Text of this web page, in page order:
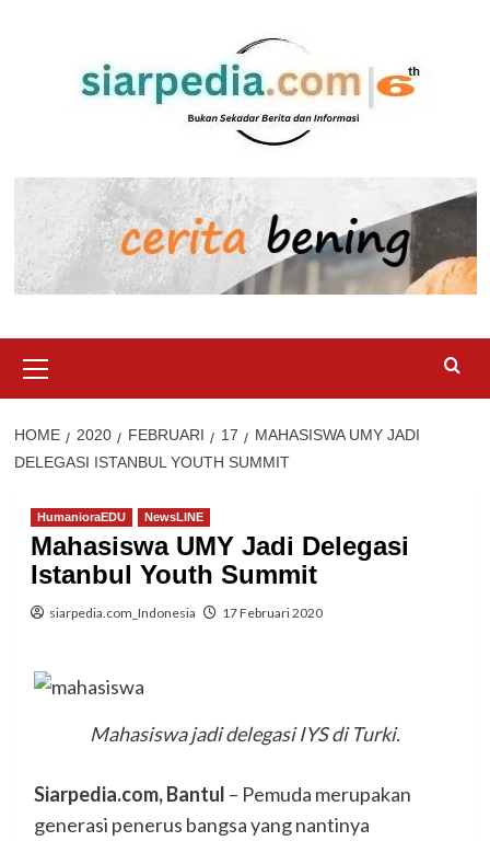
Menu
HOME 2020 FEBRUARI 17
MAHASISWA UMY JADI
DELEGASI ISTANBUL YOUTH SUMMIT
HumanioraEDU NewsLINE
Mahasiswa UMY Jadi Delegasi
Istanbul Youth Summit
siarpedia.com_Indonesia 17 Februari 2020
Mahasiswa jadi delegasi IYS di Turki.
Siarpedia.com, Bantul – Pemuda merupakan
generasi penerus bangsa yang nantinya